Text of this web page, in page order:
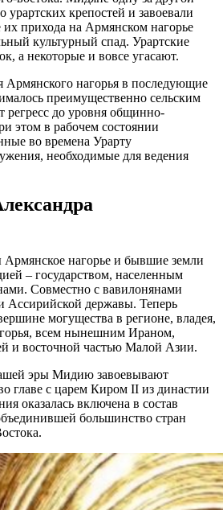
крепостей и завоевали
их прихода на Армянском нагорье
культурный спад. Урартские
а некоторые и вовсе угасают.
Армянского нагорья в последующие
преимущественно сельским
регресс до уровня общинно-
этом в рабочем состоянии
во времена Урарту
необходимые для ведения
нагорье и бывшие земли
– государством, населенным
Совместно с вавилонянами
Ассирийской державы. Теперь
могущества в регионе, владея,
всем нынешним Ираном,
и восточной частью Малой Азии.
эры Мидию завоевывают
главе с царем Киром II из династии
оказалась включена в состав
большинство стран